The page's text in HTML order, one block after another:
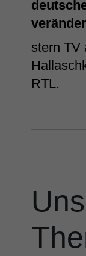
stern TV
RTL.